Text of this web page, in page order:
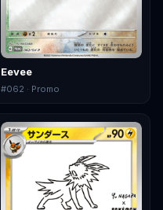
Eevee
#062 · Promo